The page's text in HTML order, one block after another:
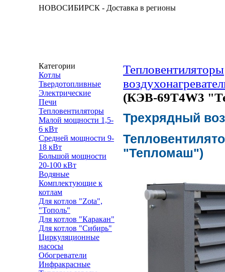
НОВОСИБИРСК - Доставка в регионы
Категории
Котлы
Твердотопливные
Электрические
Печи
Тепловентиляторы
Малой мощности 1,5-
6 кВт
Средней мощности 9-
18 кВт
Большой мощности
20-100 кВт
Водяные
Комплектующие к
котлам
Для котлов "Zota",
"Тополь"
Для котлов "Каракан"
Для котлов "Сибирь"
Циркуляционные
насосы
Обогреватели
Инфракрасные
Тепловентиляторы
(КЭВ-69Т4W3
Трехрядный
"Тепломаш")